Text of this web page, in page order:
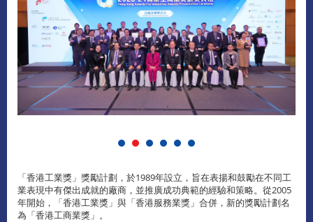
「香港工業獎」獎勵計劃，於1989年設立，旨在表揚和鼓勵在不同工
業表現中有傑出成就的廠商，並推廣成功典範的經驗和策略。從2005
年開始，「香港工業獎」與「香港服務業獎」合併，新的獎勵計劃名
為「香港工商業獎」。